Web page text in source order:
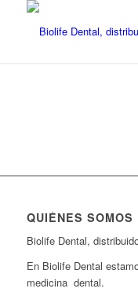
QUIÉNES SOMOS
Biolife Dental,
En Biolife Dental
medicina dental.